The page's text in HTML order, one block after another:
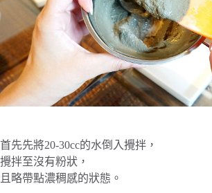
首先先將20-30cc的水倒入攪拌，
攪拌至沒有粉狀，
且略帶點濃稠感的狀態。